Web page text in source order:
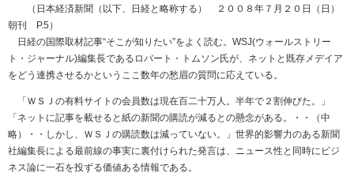
（日本経済新聞（以下、日経と略称する） ２００８年７月２０日（日）
朝刊 P.5）
日経の国際取材記事“そこが知りたい”をよく読む。WSJ(ウォールストリー
ト・ジャーナル)編集長であるロバート・トムソン氏が、ネットと既存メデイア
をどう連携させるかというここ数年の愁眉の質問に応えている。
「ＷＳＪの有料サイトの会員数は現在百二十万人。半年で２割伸びた。」
「ネットに記事を載せると紙の新聞の購読が減るとの懸念がある。・・（中
略）・・しかし、ＷＳＪの購読数は減っていない。」世界的影響力のある新聞
社編集長による最前線の事実に裏付けられた発言は、ニュース性と同時にビジ
ネス論に一石を投ずる価値ある情報である。